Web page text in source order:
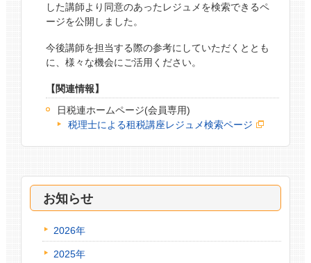
した講師より同意のあったレジュメを検索できるペ
ージを公開しました。
今後講師を担当する際の参考にしていただくととも
に、様々な機会にご活用ください。
【関連情報】
日税連ホームページ(会員専用)
税理士による租税講座レジュメ検索ページ
お知らせ
2026年
2025年